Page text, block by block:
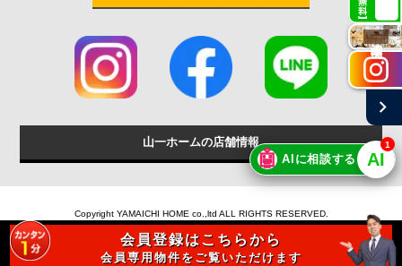
山一ホームの店舗情報
Copyright YAMAICHI HOME co.,ltd ALL RIGHTS RESERVED.
会員登録はこちらから
会員専用物件をご覧いただけます
施工実例
chevron_right
🤖 AIに相談する AI
1